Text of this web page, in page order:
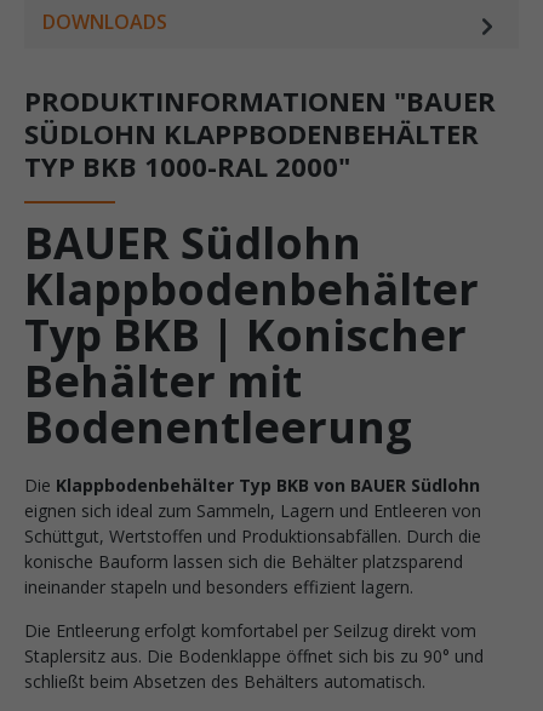
DOWNLOADS
PRODUKTINFORMATIONEN "BAUER
SÜDLOHN KLAPPBODENBEHÄLTER
TYP BKB 1000-RAL 2000"
BAUER Südlohn
Klappbodenbehälter
Typ BKB | Konischer
Behälter mit
Bodenentleerung
Die Klappbodenbehälter Typ BKB von BAUER Südlohn
eignen sich ideal zum Sammeln, Lagern und Entleeren von
Schüttgut, Wertstoffen und Produktionsabfällen. Durch die
konische Bauform lassen sich die Behälter platzsparend
ineinander stapeln und besonders effizient lagern.
Die Entleerung erfolgt komfortabel per Seilzug direkt vom
Staplersitz aus. Die Bodenklappe öffnet sich bis zu 90° und
schließt beim Absetzen des Behälters automatisch.